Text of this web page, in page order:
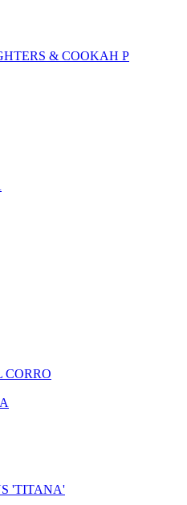
& COOKAH P
CORRO
'TITANA'